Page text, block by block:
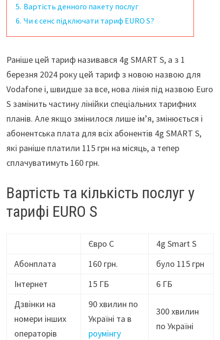
5. Вартість денного пакету послуг
6. Чи є сенс підключати тариф EURO S?
Раніше цей тариф називався 4g SMART S, а з 1
березня 2024 року цей тариф з новою назвою для
Vodafone і, швидше за все, нова лінія під назвою Euro
S замінить частину лінійки спеціальних тарифних
планів. Але якщо змінилося лише ім’я, змінюється і
абонентська плата для всіх абонентів 4g SMART S,
які раніше платили 115 грн на місяць, а тепер
сплачуватимуть 160 грн.
Вартість та кількість послуг у
тарифі EURO S
Євро С
4g Smart S
Абонплата
160 грн.
було 115 грн
Інтернет
15 ГБ
6 ГБ
Дзвінки на
номери інших
операторів
90 хвилин по
Україні та в
роумінгу
300 хвилин
по Україні